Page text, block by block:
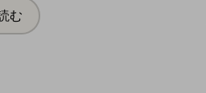
む